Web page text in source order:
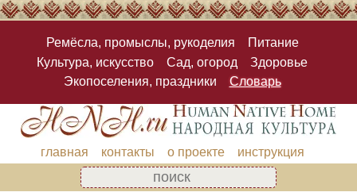
Ремёсла, промыслы, рукоделия
Питание
Культура, искусство
Сад, огород
Здоровье
Экопоселения, праздники
Словарь
главная контакты о проекте инструкция